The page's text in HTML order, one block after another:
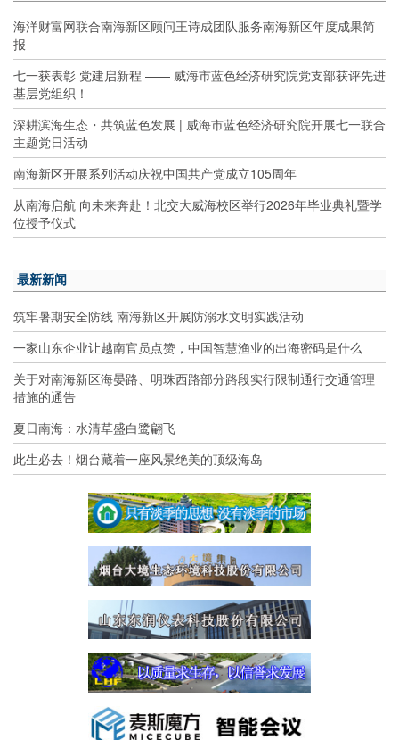
海洋财富网联合南海新区顾问王诗成团队服务南海新区年度成果简
报
七一获表彰 党建启新程 —— 威海市蓝色经济研究院党支部获评先进
基层党组织！
深耕滨海生态・共筑蓝色发展 | 威海市蓝色经济研究院开展七一联合
主题党日活动
南海新区开展系列活动庆祝中国共产党成立105周年
从南海启航 向未来奔赴！北交大威海校区举行2026年毕业典礼暨学
位授予仪式
最新新闻
筑牢暑期安全防线 南海新区开展防溺水文明实践活动
一家山东企业让越南官员点赞，中国智慧渔业的出海密码是什么
关于对南海新区海晏路、明珠西路部分路段实行限制通行交通管理
措施的通告
夏日南海：水清草盛白鹭翩飞
此生必去！烟台藏着一座风景绝美的顶级海岛